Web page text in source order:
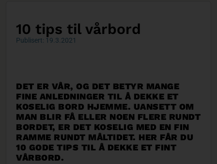
10 tips til vårbord
Publisert: 19.3.2021
DET ER VÅR, OG DET BETYR MANGE
FINE ANLEDNINGER TIL Å DEKKE ET
KOSELIG BORD HJEMME. UANSETT OM
MAN BLIR FÅ ELLER NOEN FLERE RUNDT
BORDET, ER DET KOSELIG MED EN FIN
RAMME RUNDT MÅLTIDET. HER FÅR DU
10 GODE TIPS TIL Å DEKKE ET FINT
VÅRBORD.